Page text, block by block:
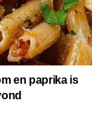
en paprika is